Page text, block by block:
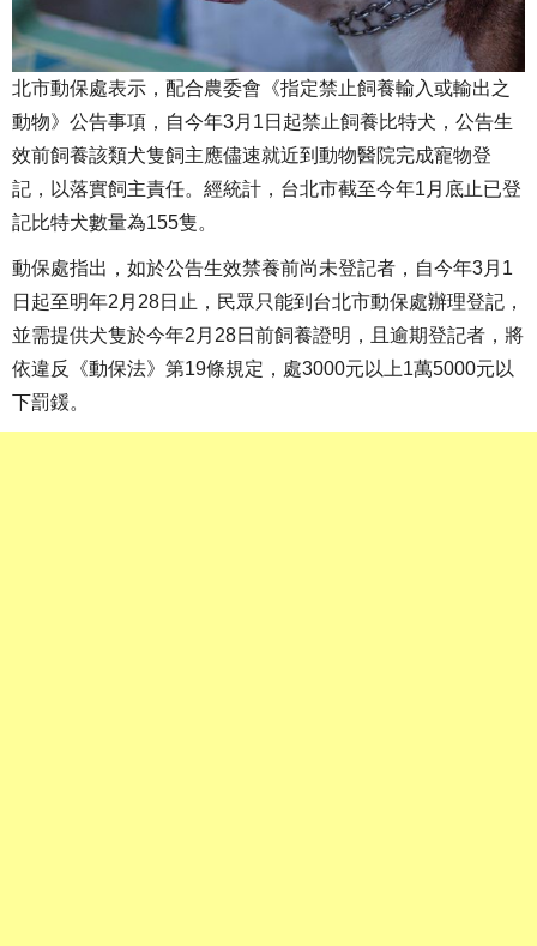
北市動保處表示，配合農委會《指定禁止飼養輸入或輸出之
動物》公告事項，自今年3月1日起禁止飼養比特犬，公告生
效前飼養該類犬隻飼主應儘速就近到動物醫院完成寵物登
記，以落實飼主責任。經統計，台北市截至今年1月底止已登
記比特犬數量為155隻。
動保處指出，如於公告生效禁養前尚未登記者，自今年3月1
日起至明年2月28日止，民眾只能到台北市動保處辦理登記，
並需提供犬隻於今年2月28日前飼養證明，且逾期登記者，將
依違反《動保法》第19條規定，處3000元以上1萬5000元以
下罰鍰。